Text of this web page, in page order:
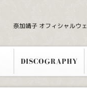
奈加靖子 オフィシャルウ
DISCOGRAPHY